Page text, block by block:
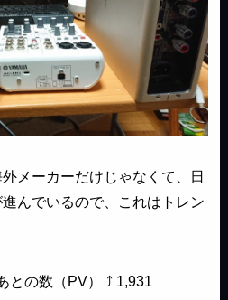
メーカーだけじゃなくて、日
んでいるので、これはトレン
との数（PV） ⤴ 1,931